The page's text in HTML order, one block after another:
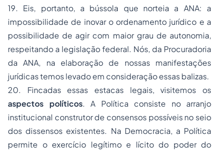
19. Eis, portanto, a bússola que norteia a ANA: a
impossibilidade de inovar o ordenamento jurídico e a
possibilidade de agir com maior grau de autonomia,
respeitando a legislação federal. Nós, da Procuradoria
da ANA, na elaboração de nossas manifestações
jurídicas temos levado em consideração essas balizas.
20. Fincadas essas estacas legais, visitemos os
aspectos
políticos. A Política consiste no arranjo
institucional construtor de consensos possíveis no seio
dos dissensos existentes. Na Democracia, a Política
permite o exercício legítimo e lícito do poder do